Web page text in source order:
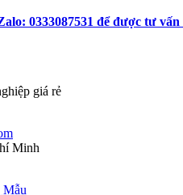
0333087531 để được tư vấn
giá rẻ
Minh
Mẫu